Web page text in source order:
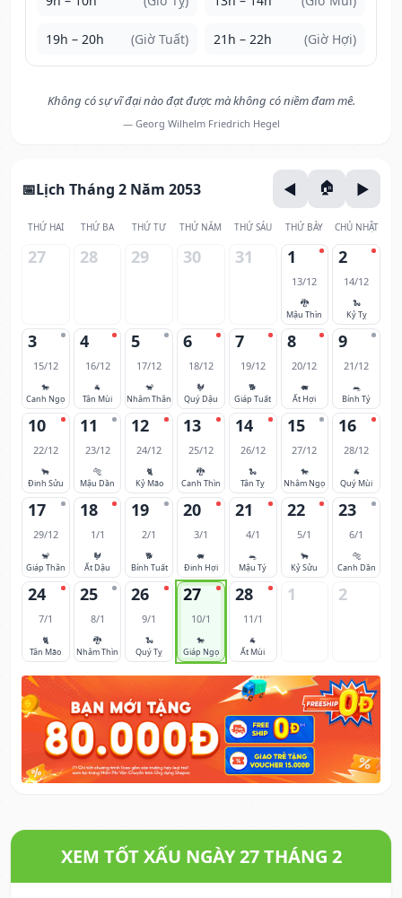
19h – 20h (Giờ Tuất) 21h – 22h (Giờ Hợi)
Không có sự vĩ đại nào đạt được mà không có niềm đam mê.
— Georg Wilhelm Friedrich Hegel
Lịch Tháng 2 Năm 2053
THỨ HAI THỨ BA THỨ TƯ THỨ NĂM THỨ SÁU THỨ BẢY CHỦ NHẬT
27 28 29 30 31 1
13/12
🐉
Mậu Thìn
2
14/12
🐍
Kỷ Tỵ
3
15/12
🐎
Canh Ngọ
4
16/12
🐐
Tân Mùi
5
17/12
🐒
Nhâm Thân
6
18/12
🐓
Quý Dậu
7
19/12
🐕
Giáp Tuất
8
20/12
🐖
Ất Hợi
9
21/12
🐀
Bính Tý
10
22/12
🐂
Đinh Sửu
11
23/12
🐅
Mậu Dần
12
24/12
🐈
Kỷ Mão
13
25/12
🐉
Canh Thìn
14
26/12
🐍
Tân Tỵ
15
27/12
🐎
Nhâm Ngọ
16
28/12
🐐
Quý Mùi
17
29/12
🐒
Giáp Thân
18
1/1
🐓
Ất Dậu
19
2/1
🐕
Bính Tuất
20
3/1
🐖
Đinh Hợi
21
4/1
🐀
Mậu Tý
22
5/1
🐂
Kỷ Sửu
23
6/1
🐅
Canh Dần
24
7/1
🐈
Tân Mão
25
8/1
🐉
Nhâm Thìn
26
9/1
🐍
Quý Tỵ
27
10/1
🐎
Giáp Ngọ
28
11/1
🐐
Ất Mùi
1 2
XEM TỐT XẤU NGÀY 27 THÁNG 2